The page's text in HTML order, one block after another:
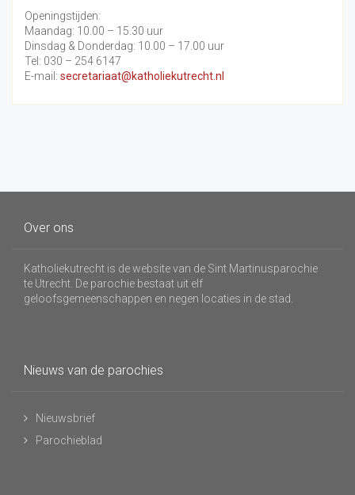
Openingstijden:
Maandag: 10.00 – 15.30 uur
Dinsdag & Donderdag: 10.00 – 17.00 uur
Tel: 030 – 254 6147
E-mail: secretariaat@katholiekutrecht.nl
Over ons
Katholiekutrecht is de website van de Sint Martinusparochie
te Utrecht. De parochie bestaat uit elf
geloofsgemeenschappen en negen locaties in de stad.
Nieuws van de parochies
Nieuwsbrief
Parochieblad